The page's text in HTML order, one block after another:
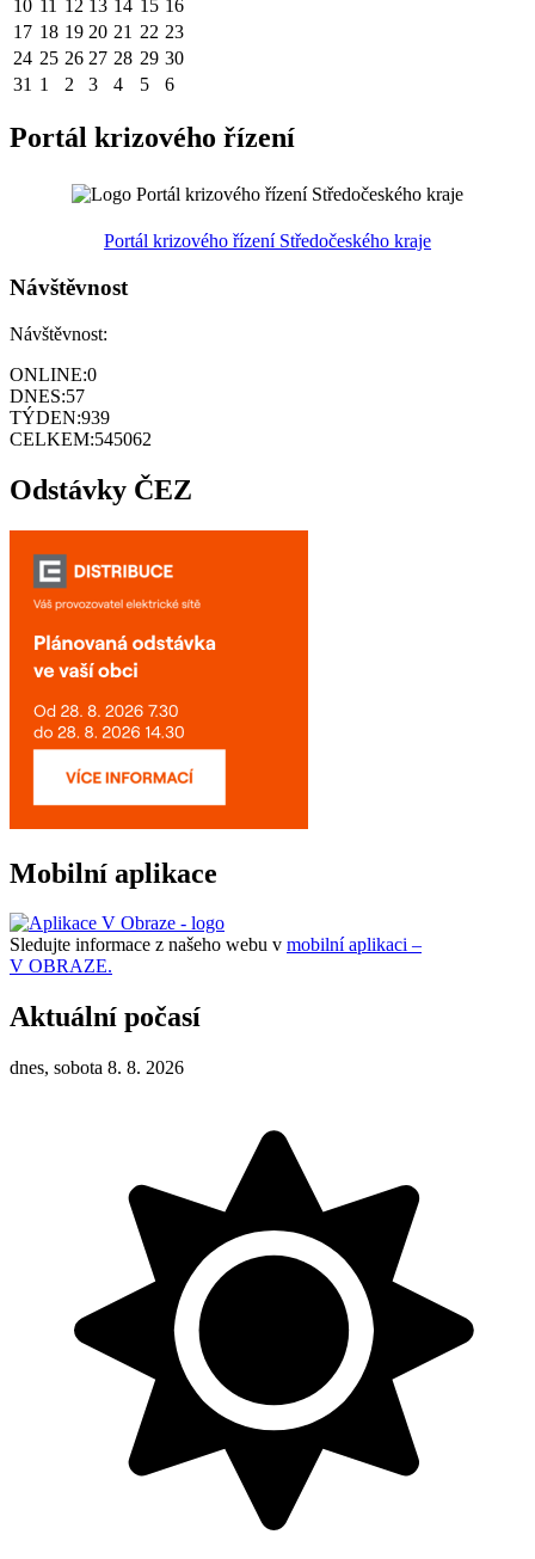
10 11 12 13 14 15 16
17 18 19 20 21 22 23
24 25 26 27 28 29 30
31 1 2 3 4 5 6
Portál krizového řízení
Portál krizového řízení Středočeského kraje
Návštěvnost
Návštěvnost:
ONLINE:0
DNES:57
TÝDEN:939
CELKEM:545062
Odstávky ČEZ
Mobilní aplikace
Sledujte informace z našeho webu v mobilní aplikaci –
V OBRAZE.
Aktuální počasí
dnes, sobota 8. 8. 2026